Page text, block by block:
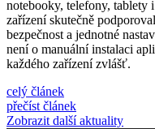
notebooky, telefony, tablety
zařízení skutečně
bezpečnost a jednotné
není o manuální instalaci
každého zařízení zvlášť.
celý článek
přečíst článek
Zobrazit další aktuality